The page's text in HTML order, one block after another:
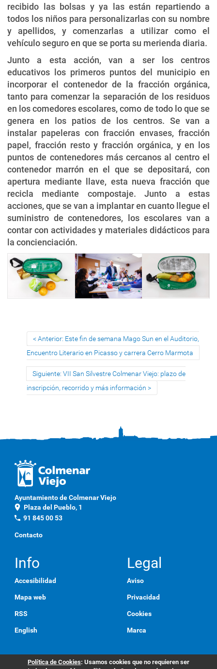
recibido las bolsas y ya las están repartiendo a
todos los niños para personalizarlas con su nombre
y apellidos, y comenzarlas a utilizar como el
vehículo seguro en que se porta su merienda diaria.
Junto a esta acción, van a ser los centros
educativos los primeros puntos del municipio en
incorporar el contenedor de la fracción orgánica,
tanto para comenzar la separación de los residuos
en los comedores escolares, como de todo lo que se
genera en los patios de los centros. Se van a
instalar papeleras con fracción envases, fracción
papel, fracción resto y fracción orgánica, y en los
puntos de contenedores más cercanos al centro el
contenedor marrón en el que se depositará, con
apertura mediante llave, esta nueva fracción que
recicla mediante compostaje. Junto a estas
acciones, que se van a implantar en cuanto llegue el
suministro de contenedores, los escolares van a
contar con actividades y materiales didácticos para
la concienciación.
Anterior: Este fin de semana Mago Sun en el Auditorio,
Encuentro Literario en Picasso y carrera Cerro Marmota
Siguiente: VII San Silvestre Colmenar Viejo: plazo de
inscripción, recorrido y más información
Ayuntamiento de Colmenar Viejo
location_on Plaza del Pueblo, 1
phone 91 845 00 53
Contacto
Info
Accesibilidad
Mapa web
RSS
English
Legal
Aviso
Privacidad
Cookies
Marca
Política de Cookies: Usamos cookies que no requieren ser